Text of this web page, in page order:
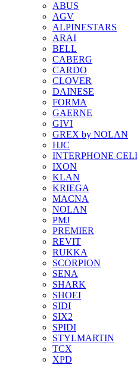
ABUS
AGV
ALPINESTARS
ARAI
BELL
CABERG
CARDO
CLOVER
DAINESE
FORMA
GAERNE
GIVI
GREX by NOLAN
HJC
INTERPHONE
IXON
KLAN
KRIEGA
MACNA
NOLAN
PMJ
PREMIER
REVIT
RUKKA
SCORPION
SENA
SHARK
SHOEI
SIDI
SIX2
SPIDI
STYLMARTIN
TCX
XPD